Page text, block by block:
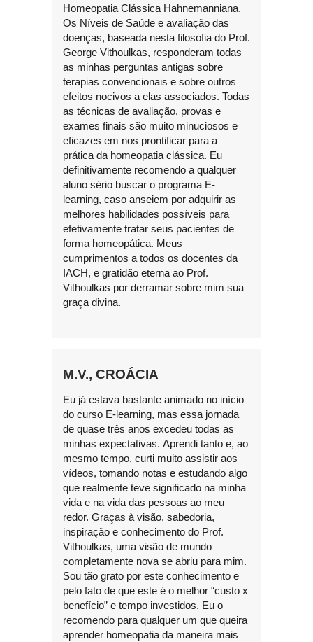
Homeopatia Clássica Hahnemanniana.
Os Níveis de Saúde e avaliação das
doenças, baseada nesta filosofia do Prof.
George Vithoulkas, responderam todas
as minhas perguntas antigas sobre
terapias convencionais e sobre outros
efeitos nocivos a elas associados. Todas
as técnicas de avaliação, provas e
exames finais são muito minuciosos e
eficazes em nos prontificar para a
prática da homeopatia clássica. Eu
definitivamente recomendo a qualquer
aluno sério buscar o programa E-
learning, caso anseiem por adquirir as
melhores habilidades possíveis para
efetivamente tratar seus pacientes de
forma homeopática. Meus
cumprimentos a todos os docentes da
IACH, e gratidão eterna ao Prof.
Vithoulkas por derramar sobre mim sua
graça divina.
M.V., CROÁCIA
Eu já estava bastante animado no início
do curso E-learning, mas essa jornada
de quase três anos excedeu todas as
minhas expectativas. Aprendi tanto e, ao
mesmo tempo, curti muito assistir aos
vídeos, tomando notas e estudando algo
que realmente teve significado na minha
vida e na vida das pessoas ao meu
redor. Graças à visão, sabedoria,
inspiração e conhecimento do Prof.
Vithoulkas, uma visão de mundo
completamente nova se abriu para mim.
Sou tão grato por este conhecimento e
pelo fato de que este é o melhor “custo x
benefício” e tempo investidos. Eu o
recomendo para qualquer um que queira
aprender homeopatia da maneira mais